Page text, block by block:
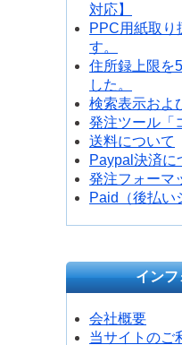
対応】
PPC用紙取り
す。
住所録上限を
した。
検索表示およ
発注ツール「
送料について
Paypal決済に
発注フォーマ
Paid（後払い
インフ
会社概要
当サイトのご